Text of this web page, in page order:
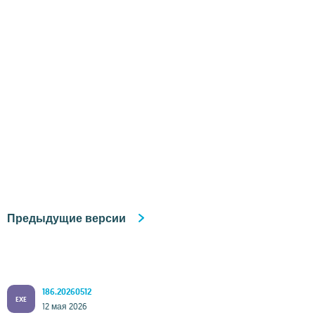
Предыдущие версии
EXE
186.20260512
12 мая 2026